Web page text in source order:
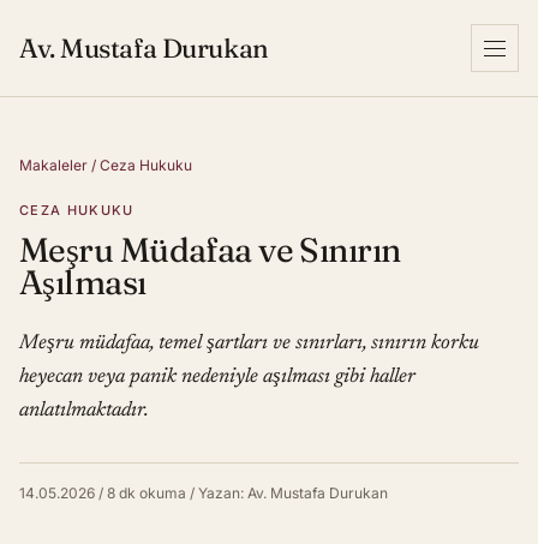
Av. Mustafa Durukan
Makaleler / Ceza Hukuku
CEZA HUKUKU
Meşru Müdafaa ve Sınırın
Aşılması
Meşru müdafaa, temel şartları ve sınırları, sınırın korku
heyecan veya panik nedeniyle aşılması gibi haller
anlatılmaktadır.
14.05.2026 / 8 dk okuma / Yazan: Av. Mustafa Durukan